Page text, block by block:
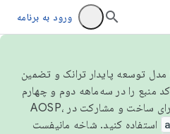
ورود به برنامه
شدن با مدل توسعه پایدار ترانک و تضمین
منبع را در سه‌ماهه دوم و چهارم
استفاده کنید. شاخه مانیفست